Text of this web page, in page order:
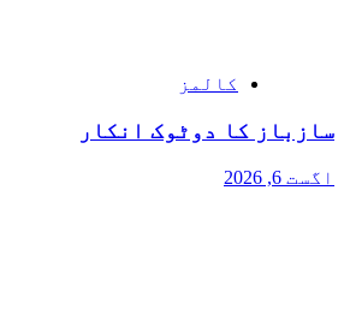
کالمز
سازباز کا دوٹوک انکار
اگست 6, 2026